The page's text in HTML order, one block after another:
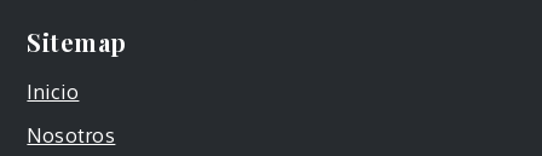
Sitemap
Inicio
Nosotros